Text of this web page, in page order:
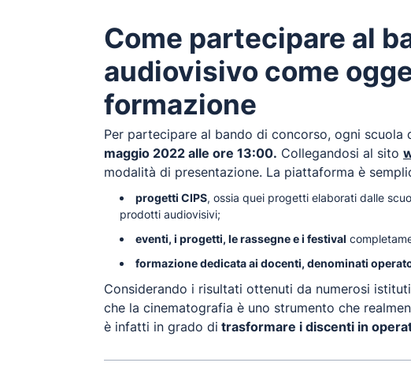
Come partecipare al
audiovisivo come
formazione
Per partecipare al bando di concorso, ogni scuola
maggio 2022 alle ore 13:00. Collegandosi al sito
modalità di presentazione. La piattaforma è
progetti CIPS, ossia quei progetti elaborati dalle
prodotti audiovisivi;
eventi, i progetti, le rassegne e i festival
formazione dedicata ai docenti, denominati
Considerando i risultati ottenuti da numerosi
che la cinematografia è uno strumento che
è infatti in grado di trasformare i discenti in